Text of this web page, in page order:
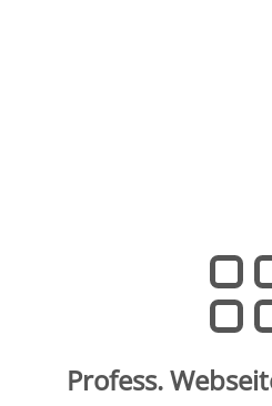
Profess.